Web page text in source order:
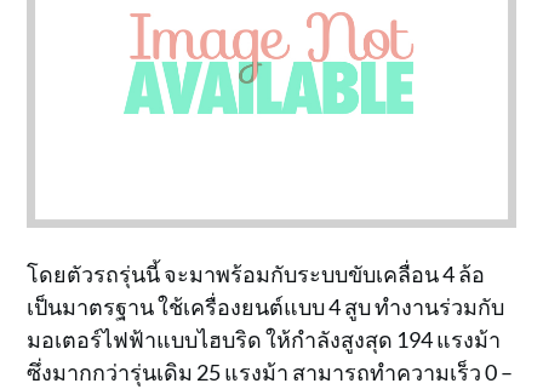
โดยตัวรถรุ่นนี้ จะมาพร้อมกับระบบขับเคลื่อน 4 ล้อ
เป็นมาตรฐาน ใช้เครื่องยนต์แบบ 4 สูบ ทำงานร่วมกับ
มอเตอร์ไฟฟ้าแบบไฮบริด ให้กำลังสูงสุด 194 แรงม้า
ซึ่งมากกว่ารุ่นเดิม 25 แรงม้า สามารถทำความเร็ว 0 –